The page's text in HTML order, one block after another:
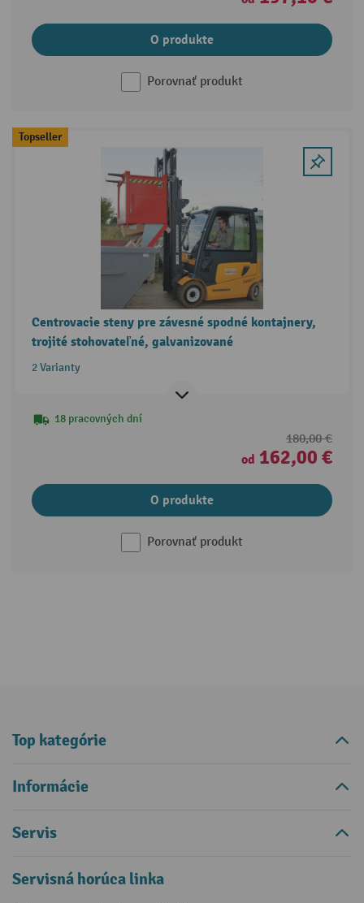
O produkte
Porovnať produkt
Topseller
Centrovacie steny pre závesné spodné kontajnery,
trojité stohovateľné, galvanizované
2 Varianty
18 pracovných dní
180,00 €
od 162,00 €
O produkte
Porovnať produkt
Top kategórie
Informácie
Servis
Servisná horúca linka